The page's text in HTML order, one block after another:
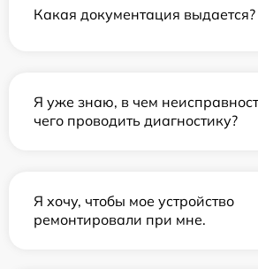
Какая документация выдается?
Я уже знаю, в чем
чего проводить диагностику?
Я хочу, чтобы мое устройство
ремонтировали при мне.